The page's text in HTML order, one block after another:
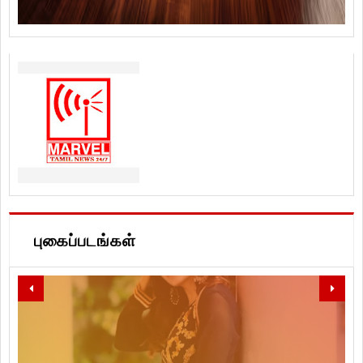
புகைப்படங்கள்
LET'S SPREAD LOVE, PEACE